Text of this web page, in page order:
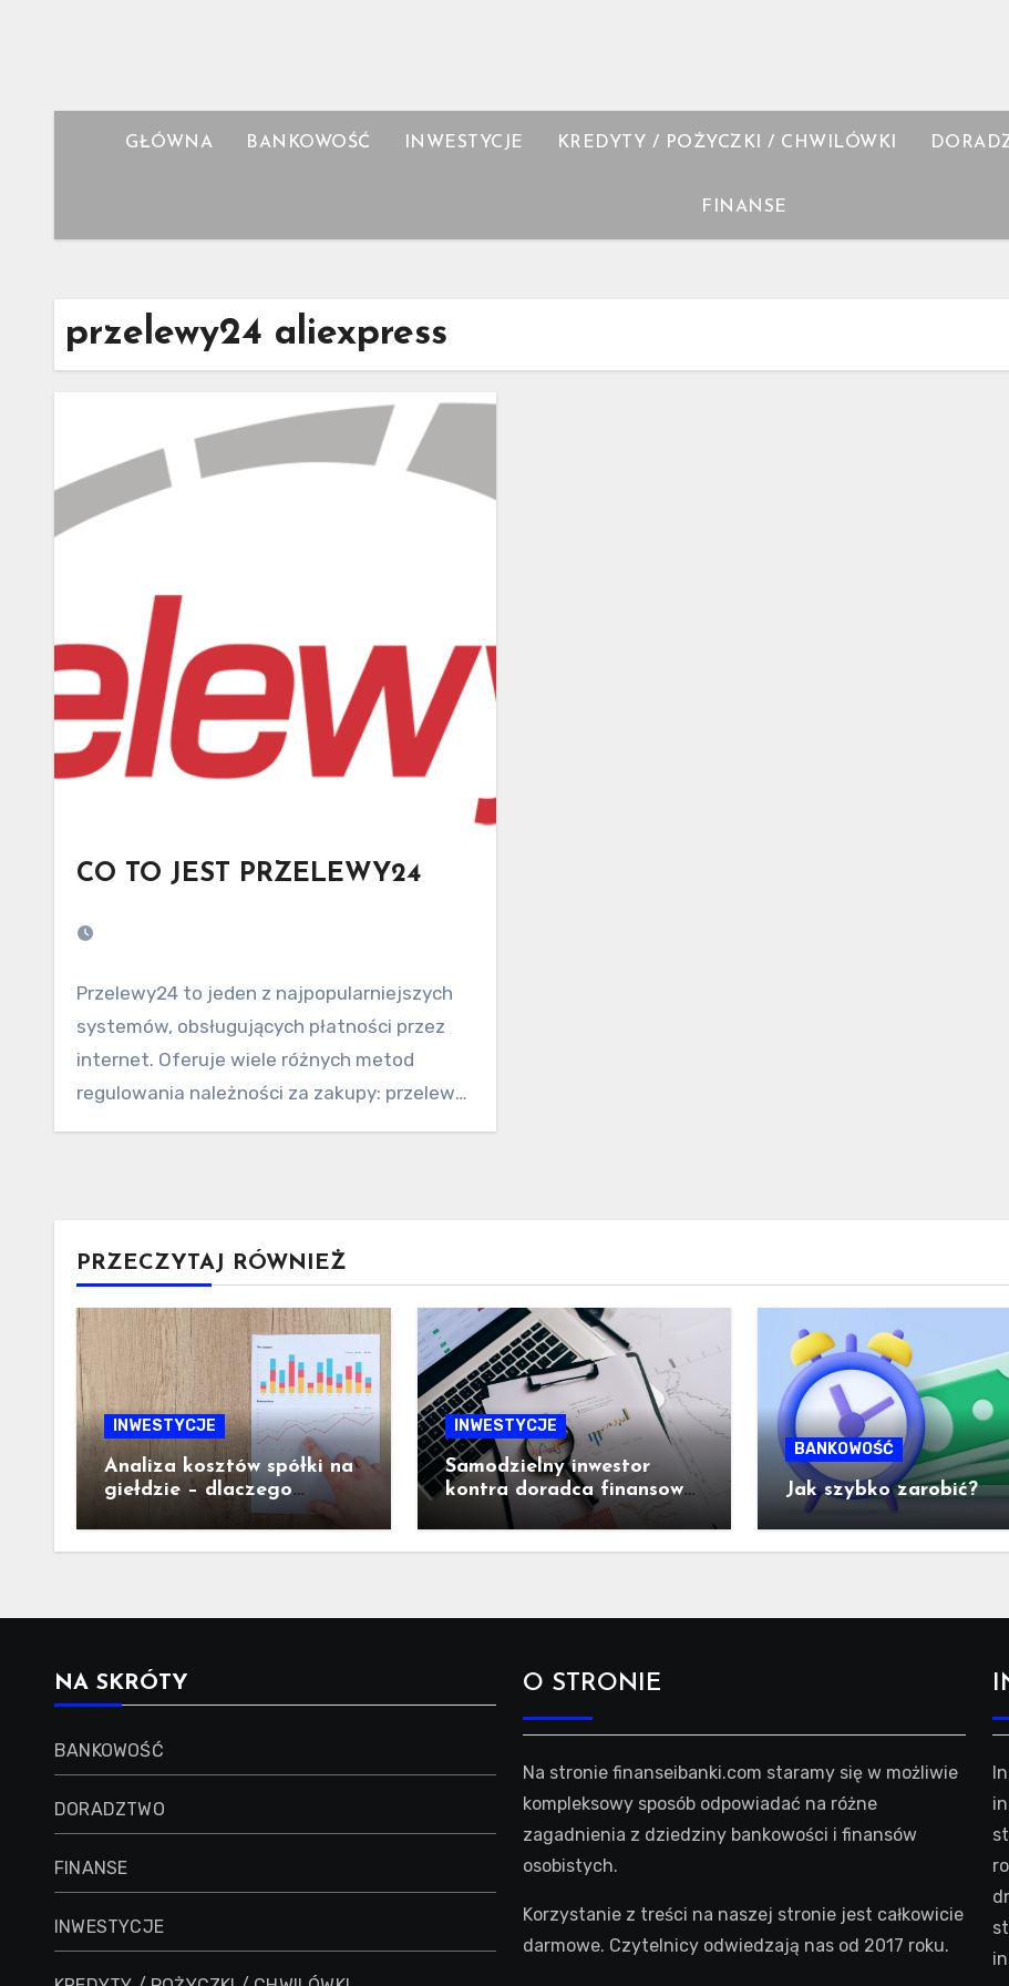
GŁÓWNA BANKOWOŚĆ INWESTYCJE KREDYTY / POŻYCZKI / CHWILÓWKI
FINANSE
przelewy24 aliexpress
CO TO JEST PRZELEWY24
Przelewy24 to jeden z najpopularniejszych
systemów, obsługujących płatności przez
internet. Oferuje wiele różnych metod
regulowania należności za zakupy: przelewy i
PRZECZYTAJ RÓWNIEŻ
INWESTYCJE
Analiza kosztów spółki na
giełdzie – dlaczego
struktura wydatków ma
ogromne znaczenie dla
INWESTYCJE
Samodzielny inwestor
kontra doradca finansowy
– co wybrać?
BANKOWOŚĆ
Jak szybko zarobić?
NA SKRÓTY
BANKOWOŚĆ
DORADZTWO
FINANSE
INWESTYCJE
O STRONIE
Na stronie finanseibanki.com staramy się w możliwie
kompleksowy sposób odpowiadać na różne
zagadnienia z dziedziny bankowości i finansów
osobistych.
Korzystanie z treści na naszej stronie jest całkowicie
darmowe. Czytelnicy odwiedzają nas od 2017 roku.